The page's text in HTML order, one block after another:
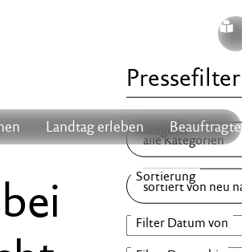
S
Landtag erleben Beauftragte
Pressefilter